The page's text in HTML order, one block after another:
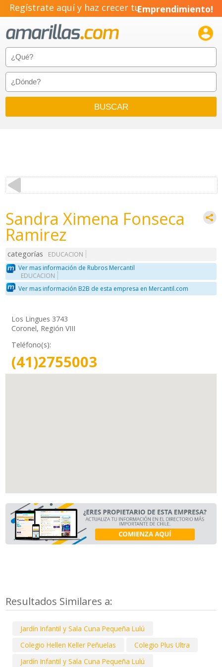
Regístrate aquí y haz crecer tuEmprendimiento!

Sandra Ximena Fonseca
Ramirez
categorías
EDUCACION
Ver mas información de Rubros Mercantil
EDUCACION
Ver mas información B2B de esta empresa en Mercantil.com
Los Lingues 3743
Coronel, Región VIII
Teléfono(s):
(41)2755003
Resultados Similares a:
Jardín Infantil y Sala Cuna Pequeña Lulú
Colegio Hellen Keller Peñuelas
Colegio Plus Ultra
Jardín Infantil y Sala Cuna Pequeña Lulú